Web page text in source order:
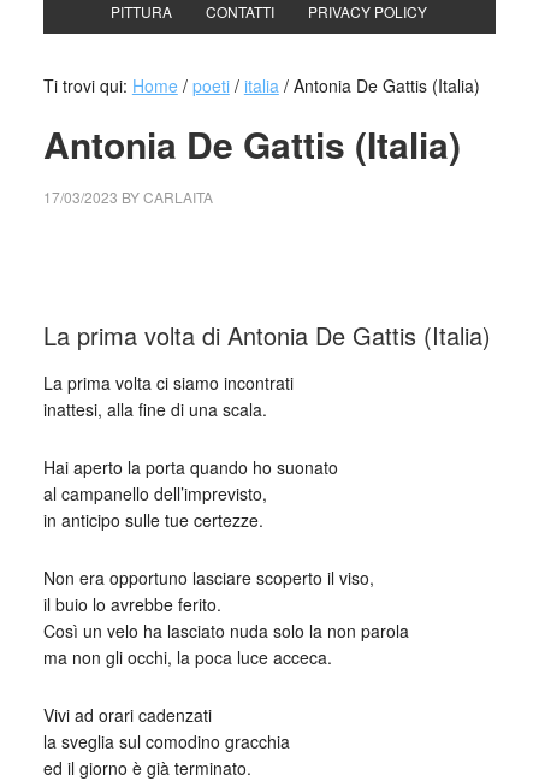
PITTURA CONTATTI PRIVACY POLICY
Ti trovi qui: Home / poeti / italia /Antonia De Gattis (Italia)
Antonia De Gattis (Italia)
17/03/2023 BYCARLAITA
La prima volta di Antonia De Gattis (Italia)
La prima volta ci siamo incontrati
inattesi, alla fine di una scala.
Hai aperto la porta quando ho suonato
al campanello dell’imprevisto,
in anticipo sulle tue certezze.
Non era opportuno lasciare scoperto il viso,
il buio lo avrebbe ferito.
Così un velo ha lasciato nuda solo la non parola
ma non gli occhi, la poca luce acceca.
Vivi ad orari cadenzati
la sveglia sul comodino gracchia
ed il giorno è già terminato.